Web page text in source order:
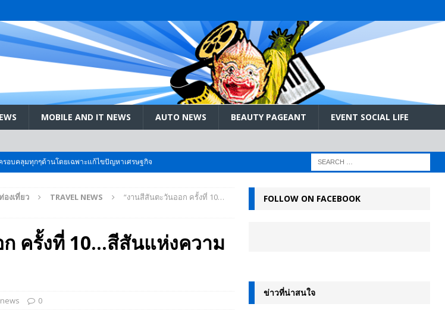
MOBILE AND IT NEWS AUTO NEWS BEAUTY PAGEANT EVENT SOCIAL LIFE
บคลุมทุกๆด้านโดยเฉพาะแก้ไขปัญหาเศรษฐกิจ
2026 ที่คนรักรถ ไม่ควรพลาด 25 มีค. – 5
เมื่อคะแนนนิยม ‘ส้ม’ พุ่งชนกำแพง ‘บ้านใหญ่’ ใน
กที่สุด
SOCIAL LIFE
งเที่ยว TRAVEL NEWS
“งานสีสันตะวันออก ครั้งที่ 10…
ครั้งที่ 10…สีสันแห่งความ
0
FOLLOW ON FACEBOOK
ข่าวที่น่าสนใจ